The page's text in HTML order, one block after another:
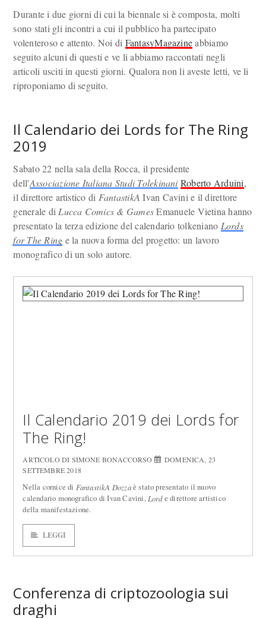
Durante i due giorni di cui la biennale si è composta, molti
sono stati gli incontri a cui il pubblico ha partecipato
volenteroso e attento. Noi di FantasyMagazineabbiamo
seguito alcuni di questi e ve li abbiamo raccontati negli
articoli usciti in questi giorni. Qualora non li aveste letti, ve li
riproponiamo di seguito.
Il Calendario dei Lords for The Ring
2019
Sabato 22 nella sala della Rocca, il presidente
dell'Associazione Italiana Studi Tolekinani Roberto Arduini,
il direttore artistico di FantastikA Ivan Cavini e il direttore
generale di Lucca Comics & GamesEmanuele Vietina hanno
presentato la terza edizione del calendario tolkeniano Lords
for The Ring e la nuova forma del progetto: un lavoro
monografico di un solo autore.
Il Calendario 2019 dei Lords for
The Ring!
ARTICOLO DI SIMONE BONACCORSO
DOMENICA, 23
SETTEMBRE 2018
Nella cornice di FantastikA Dozzaè stato presentato il nuovo
calendario monografico di Ivan Cavini, Lorde direttore artistico
della manifestazione.
LEGGI
Conferenza di criptozoologia sui
draghi